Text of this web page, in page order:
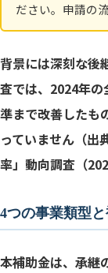
典型的
対象に
補助の
賢い活
ださい。申請の
背景には深刻な後
査では、2024年
準まで改善したも
っていません（出
率」動向調査（
4つの事業類型
本補助金は、承継